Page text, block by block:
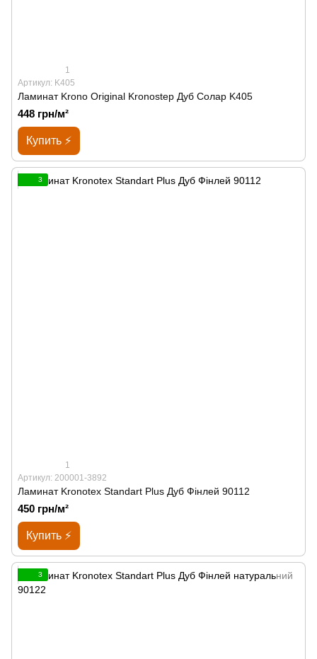
1
Артикул: K405
Ламинат Krono Original Kronostep Дуб Солар K405
448 грн/м²
Купить ⚡
3
1
Артикул: 200001-3892
Ламинат Kronotex Standart Plus Дуб Фінлей 90112
450 грн/м²
Купить ⚡
3